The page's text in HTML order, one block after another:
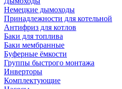
Немецкие дымоходы
Принадлежности для котельной
Антифриз для котлов
Баки для топлива
Баки мембранные
Буферные ёмкости
Группы быстрого монтажа
Инверторы
Комплектующие